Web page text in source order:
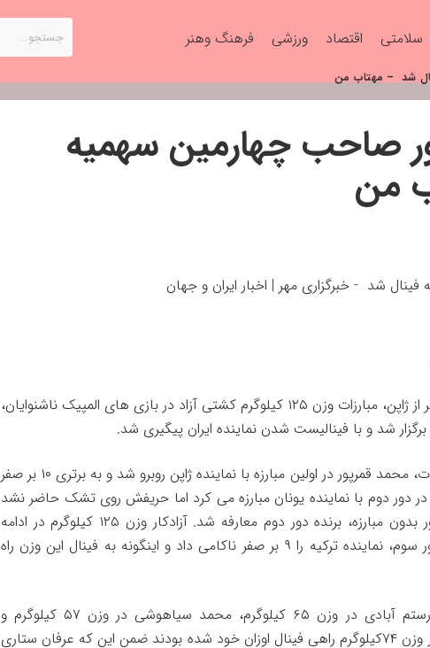
سلامتی اقتصاد ورزشی فرهنگ وهنر
شد – مهتاب من
صاحب چهارمین سهمیه
من
به گزارش خبرنگار مهر از ژاپن، مبارزات وزن ۱۲۵ کیلوگرم کشتی آزاد در بازی های المپیک ناشنوایان،
در این وزن از مسابقات، محمد قمرپور در اولین مبارزه با نماینده ژاپن روبرو شد و به برتری ۱۰ بر صفر
دور دوم با نماینده یونان مبارزه می کرد اما حریفش روی تشک حاضر نشد
و بدین ترتیب قمرپور بدون مبارزه، برنده دور دوم معارفه شد. آزادکار وزن ۱۲۵ کیلوگرم در ادامه
مبارزات خود و در دور سوم، نماینده ترکیه را ۹ بر صفر ناکامی داد و اینگونه به فینال این وزن راه
پیش از این کیوان رستم آبادی در وزن ۶۵ کیلوگرم، محمد سیاهوشی در وزن ۵۷ کیلوگرم و
ابوالفضل زهره وند در وزن ۷۴کیلوگرم راهی فینال اوزان خود شده بودند ضمن این که عرفان ستاری